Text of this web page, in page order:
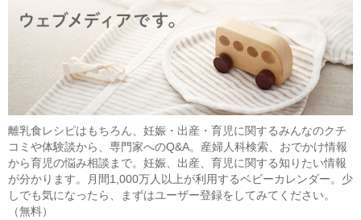
離乳食レシピはもちろん、妊娠・出産・育児に関するみんなのクチ
コミや体験談から、専門家へのQ&A。産婦人科検索、おでかけ情報
から育児の悩み相談まで。妊娠、出産、育児に関する知りたい情報
が分かります。月間1,000万人以上が利用するベビーカレンダー。少
しでも気になったら、まずはユーザー登録をしてみてください。
（無料）